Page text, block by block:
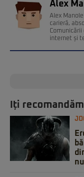
Alex
Alex
carieră,
internet și
Iți recomandăm